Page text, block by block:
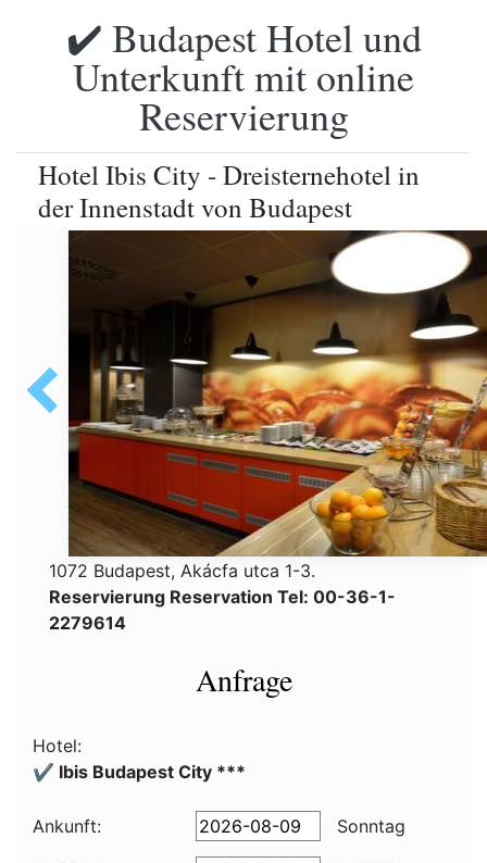
✔️ Budapest Hotel und
Unterkunft mit online
Reservierung
Hotel Ibis City - Dreisternehotel in
der Innenstadt von Budapest
1072 Budapest, Akácfa utca 1-3.
Reservierung Reservation Tel: 00-36-1-
2279614
Anfrage
Hotel:
✔️ Ibis Budapest City ***
Ankunft: Sonntag